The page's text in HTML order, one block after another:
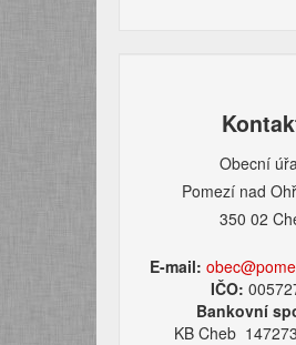
Obecní
Pomezí nad
350 02
E-mail:
IČO:
Bankovní
KB Cheb